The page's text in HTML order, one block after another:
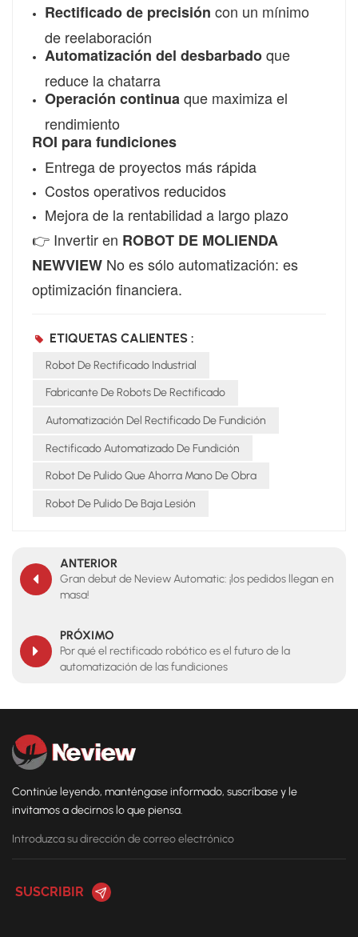
Rectificado de precisión con un mínimo
de reelaboración
Automatización del desbarbadoque
reduce la chatarra
Operación continuaque maximiza el
rendimiento
ROI para fundiciones
Entrega de proyectos más rápida
Costos operativos reducidos
Mejora de la rentabilidad a largo plazo
👉 Invertir en ROBOT DE MOLIENDA
NEWVIEW No es sólo automatización: es
optimización financiera.
ETIQUETAS CALIENTES :
Robot De Rectificado Industrial
Fabricante De Robots De Rectificado
Automatización Del Rectificado De Fundición
Rectificado Automatizado De Fundición
Robot De Pulido Que Ahorra Mano De Obra
Robot De Pulido De Baja Lesión
ANTERIOR
Gran debut de Neview Automatic: ¡los pedidos llegan en
masa!
PRÓXIMO
Por qué el rectificado robótico es el futuro de la
automatización de las fundiciones
Continúe leyendo, manténgase informado, suscríbase y le
invitamos a decirnos lo que piensa.